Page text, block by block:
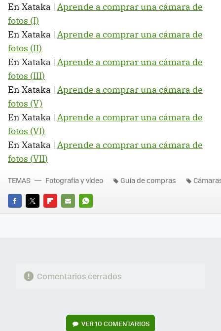
En Xataka | Aprende a comprar una cámara de
fotos (I)
En Xataka | Aprende a comprar una cámara de
fotos (II)
En Xataka | Aprende a comprar una cámara de
fotos (III)
En Xataka | Aprende a comprar una cámara de
fotos (V)
En Xataka | Aprende a comprar una cámara de
fotos (VI)
En Xataka | Aprende a comprar una cámara de
fotos (VII)
FACEBOOK
TWITTERFLIPBOARD
E-
WHATSAPP
TEMAS Fotografía y vídeo Guía de compras
Comentarios cerrados
VER10 COMENTARIOS